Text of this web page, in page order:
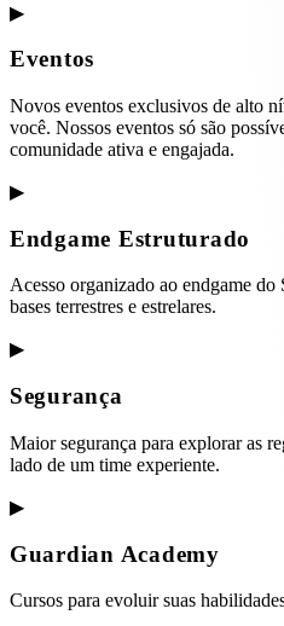
▶
Eventos
Novos eventos exclusivos de alto
você. Nossos eventos só são
comunidade ativa e engajada.
▶
Endgame Estruturado
Acesso organizado ao endgame
bases terrestres e estrelares.
▶
Segurança
Maior segurança para explorar as
lado de um time experiente.
▶
Guardian Academy
Cursos para evoluir suas